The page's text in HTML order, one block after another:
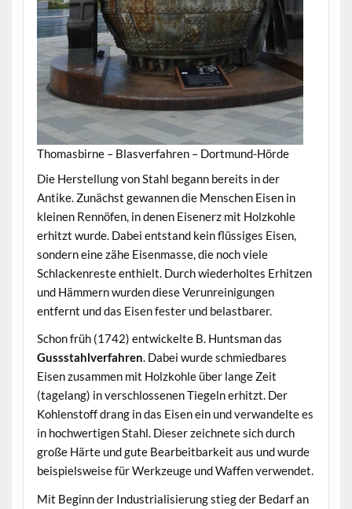
Thomasbirne – Blasverfahren – Dortmund-Hörde
Die Herstellung von Stahl begann bereits in der
Antike. Zunächst gewannen die Menschen Eisen in
kleinen Rennöfen, in denen Eisenerz mit Holzkohle
erhitzt wurde. Dabei entstand kein flüssiges Eisen,
sondern eine zähe Eisenmasse, die noch viele
Schlackenreste enthielt. Durch wiederholtes Erhitzen
und Hämmern wurden diese Verunreinigungen
entfernt und das Eisen fester und belastbarer.
Schon früh (1742) entwickelte B. Huntsman das
Gussstahlverfahren. Dabei wurde schmiedbares
Eisen zusammen mit Holzkohle über lange Zeit
(tagelang) in verschlossenen Tiegeln erhitzt. Der
Kohlenstoff drang in das Eisen ein und verwandelte es
in hochwertigen Stahl. Dieser zeichnete sich durch
große Härte und gute Bearbeitbarkeit aus und wurde
beispielsweise für Werkzeuge und Waffen verwendet.
Mit Beginn der Industrialisierung stieg der Bedarf an